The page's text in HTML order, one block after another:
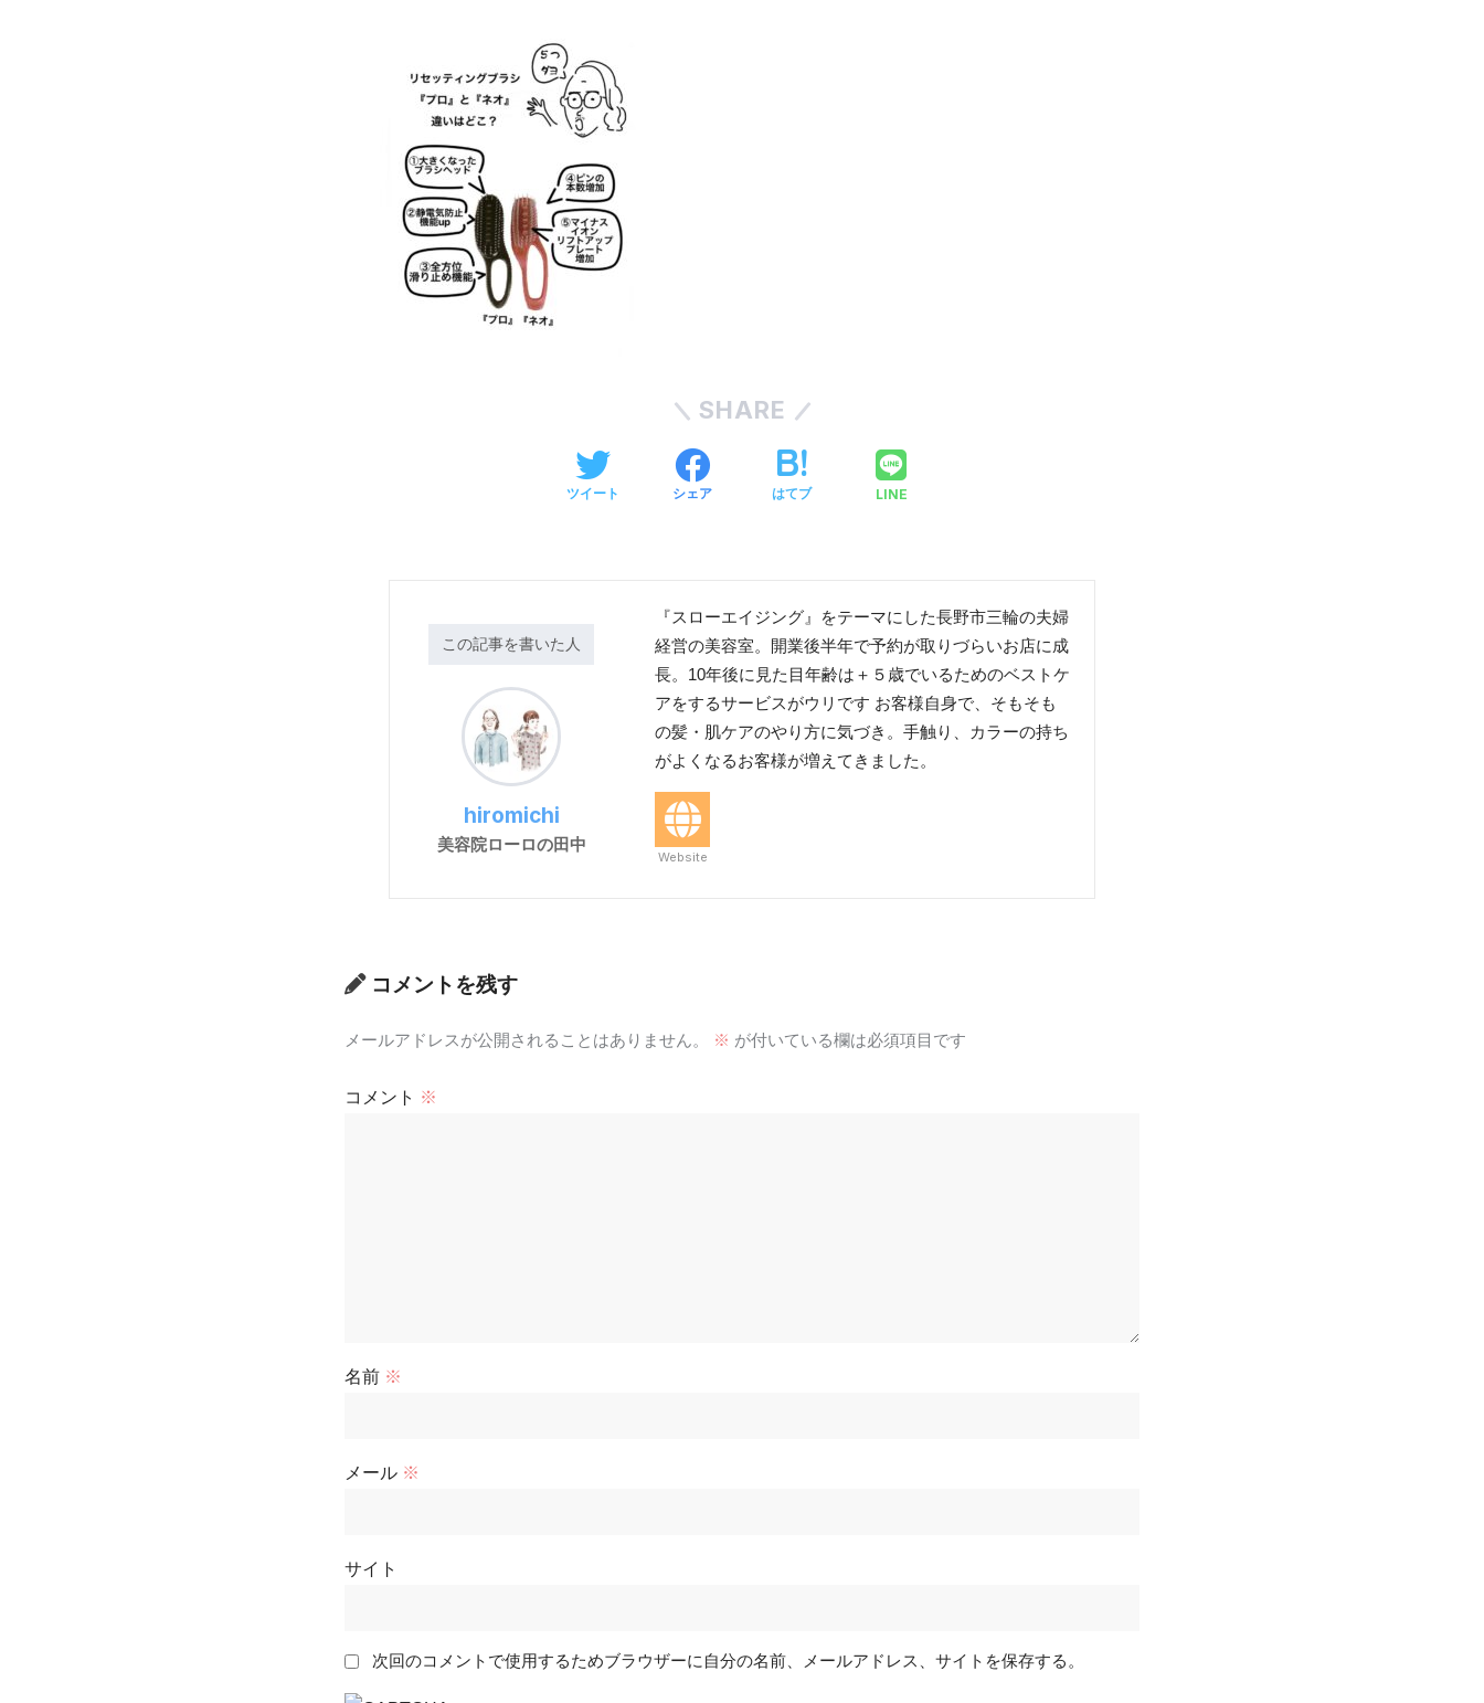
SHARE
ツイート シェア はてブ LINE
この記事を書いた人
hiromichi
美容院ローロの田中
『スローエイジング』をテーマにした長野市三輪の夫婦
経営の美容室。開業後半年で予約が取りづらいお店に成
長。10年後に見た目年齢は＋５歳でいるためのベストケ
アをするサービスがウリです お客様自身で、そもそも
の髪・肌ケアのやり方に気づき。手触り、カラーの持ち
がよくなるお客様が増えてきました。
Website
コメントを残す
メールアドレスが公開されることはありません。 ※ が付いている欄は必須項目です
コメント ※
名前 ※
メール ※
サイト
次回のコメントで使用するためブラウザーに自分の名前、メールアドレス、サイトを保存する。